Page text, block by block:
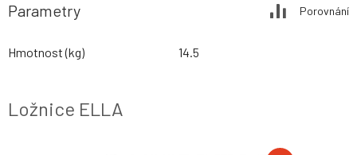
Parametry Porovnání
Hmotnost (kg) 14.5
Ložnice ELLA